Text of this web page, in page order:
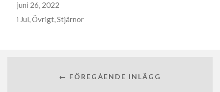
juni 26, 2022
i Jul,Övrigt,Stjärnor
← FÖREGÅENDE INLÄGG